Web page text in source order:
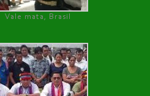
Vale mata, Brasil